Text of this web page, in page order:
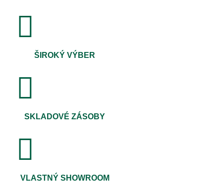
ŠIROKÝ VÝBER
SKLADOVÉ ZÁSOBY
VLASTNÝ SHOWROOM